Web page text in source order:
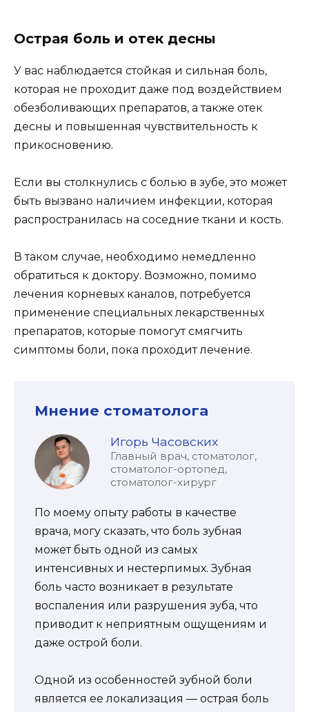
Острая боль и отек десны
У вас наблюдается стойкая и сильная боль,
которая не проходит даже под воздействием
обезболивающих препаратов, а также отек
десны и повышенная чувствительность к
прикосновению.
Если вы столкнулись с болью в зубе, это может
быть вызвано наличием инфекции, которая
распространилась на соседние ткани и кость.
В таком случае, необходимо немедленно
обратиться к доктору. Возможно, помимо
лечения корневых каналов, потребуется
применение специальных лекарственных
препаратов, которые помогут смягчить
симптомы боли, пока проходит лечение.
Мнение стоматолога
Игорь Часовских
Главный врач, стоматолог,
стоматолог-ортопед,
стоматолог-хирург
По моему опыту работы в качестве
врача, могу сказать, что боль зубная
может быть одной из самых
интенсивных и нестерпимых. Зубная
боль часто возникает в результате
воспаления или разрушения зуба, что
приводит к неприятным ощущениям и
даже острой боли.
Одной из особенностей зубной боли
является ее локализация — острая боль